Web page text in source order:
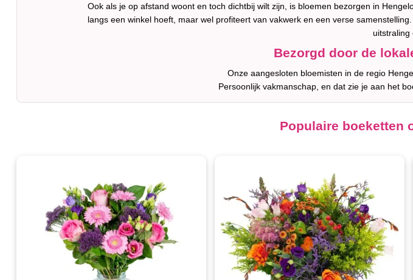
Ook als je op afstand woont en toch dichtbij wilt zijn, is bloemen bezorgen in
langs een winkel hoeft, maar wel profiteert van vakwerk en een verse
uitstraling
Bezorgd door de
Onze aangesloten bloemisten in de regio
Persoonlijk vakmanschap, en dat zie je aan het
Populaire boeketten